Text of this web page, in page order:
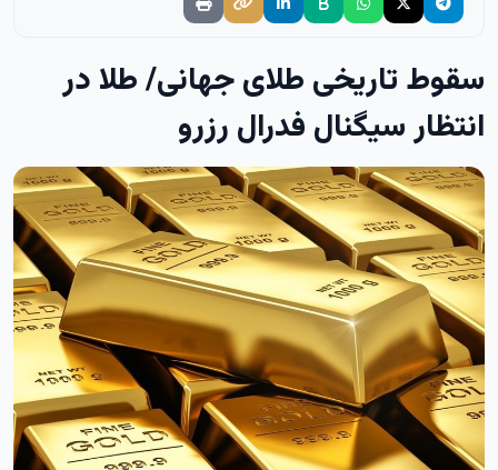
سقوط تاریخی طلای جهانی/ طلا در
انتظار سیگنال فدرال رزرو